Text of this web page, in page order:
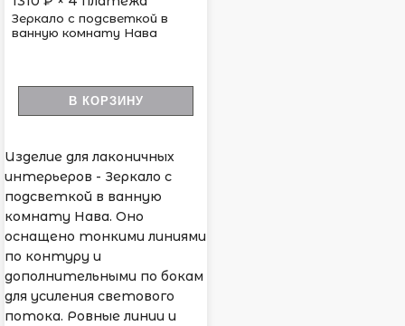
Зеркало с подсветкой в
ванную комнату Нава
В КОРЗИНУ
Изделие для лаконичных
интерьеров - Зеркало с
подсветкой в ванную
комнату Нава. Оно
оснащено тонкими линиями
по контуру и
дополнительными по бокам
для усиления светового
потока. Ровные линии и